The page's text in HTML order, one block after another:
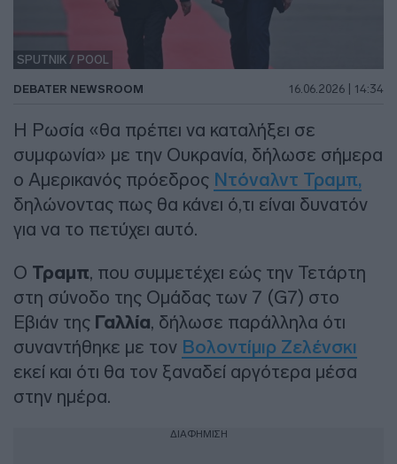
SPUTNIK / POOL
DEBATER NEWSROOM 16.06.2026 | 14:34
Η Ρωσία «θα πρέπει να καταλήξει σε
συμφωνία» με την Ουκρανία, δήλωσε σήμερα
ο Αμερικανός πρόεδρος Ντόναλντ Τραμπ,
δηλώνοντας πως θα κάνει ό,τι είναι δυνατόν
για να το πετύχει αυτό.
Ο Τραμπ, που συμμετέχει εώς την Τετάρτη
στη σύνοδο της Ομάδας των 7 (G7) στο
Εβιάν της Γαλλία, δήλωσε παράλληλα ότι
συναντήθηκε με τον Βολοντίμιρ Ζελένσκι
εκεί και ότι θα τον ξαναδεί αργότερα μέσα
στην ημέρα.
ΔΙΑΦΗΜΙΣΗ